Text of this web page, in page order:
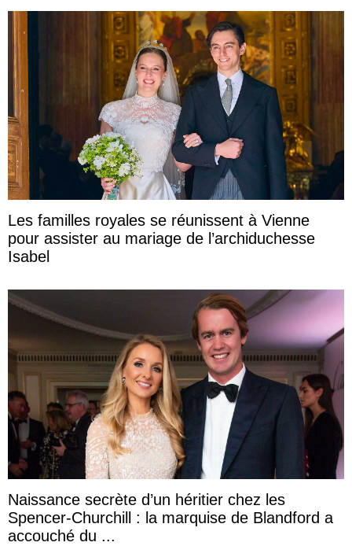
Les familles royales se réunissent à Vienne
pour assister au mariage de l’archiduchesse
Isabel
Naissance secrète d’un héritier chez les
Spencer-Churchill : la marquise de Blandford a
accouché du ...